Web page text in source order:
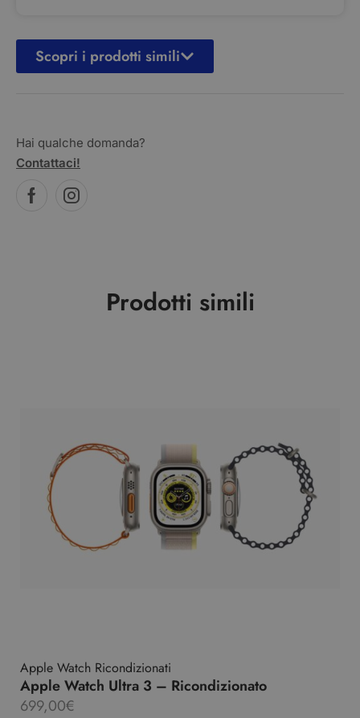
Scopri i prodotti simili
Hai qualche domanda?
Contattaci!
Prodotti simili
Apple Watch Ricondizionati
Apple Watch Ultra 3 – Ricondizionato
699,00€